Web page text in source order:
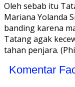
Oleh sebab itu
Mariana Yolanda
banding karena
Tatang agak
tahan penjara.
Komentar